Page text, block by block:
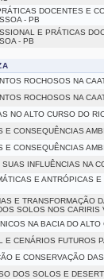
DOCENTES E
- PB
E PRÁTICAS
- PB
ROCHOSOS NA
ROCHOSOS NA
NO ALTO CURSO DO
CONSEQUÊNCIAS
CONSEQUÊNCIAS
INFLUÊNCIAS NA
E ANTRÓPICAS
E TRANSFORMAÇÃO
SOLOS NOS CARIRIS
NA BACIA DO
E CENÁRIOS FUTUROS
E CONSERVAÇÃO
DOS SOLOS E